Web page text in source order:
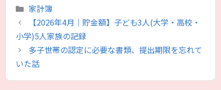
カ
テ
ゴ
リ
ー
家計簿
【2026年4月｜貯金額】子ども3人(大学・高校・
小学)5人家族の記録
多子世帯の認定に必要な書類、提出期限を忘れて
いた話